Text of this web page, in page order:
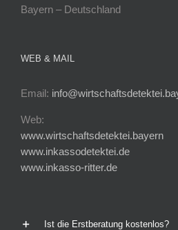
Bayern – Deutschland
WEB & MAIL
Email:
Web:
www.wirtschaftsdetektei.bayern
www.inkassodetektei.de
www.inkasso-ritter.de
Ist die Erstberatung kostenlos?